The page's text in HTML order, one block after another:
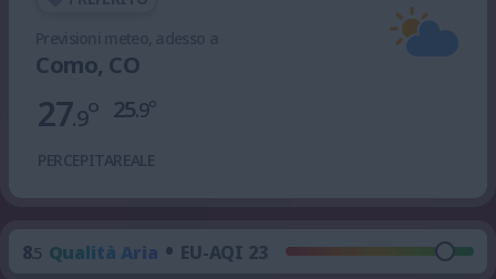
Como, CO
27.9°
PERCEPITA
25.9°
REALE
8.5 Qualità Aria • EU-AQI 23